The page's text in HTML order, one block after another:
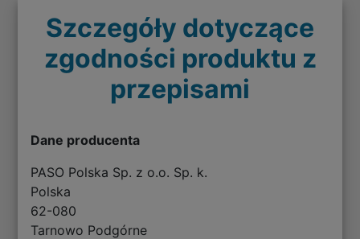
Szczegóły dotyczące
zgodności produktu z
przepisami
Dane producenta
PASO Polska Sp. z o.o. Sp. k.
Polska
62-080
Tarnowo Podgórne